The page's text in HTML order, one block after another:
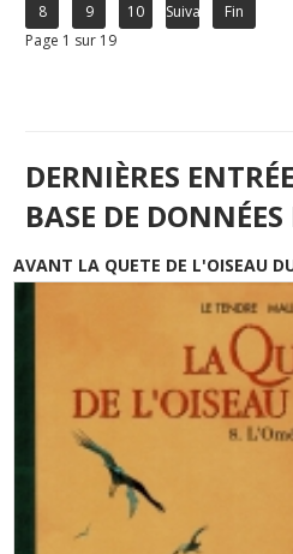
8
9 10 Suivant
Fin
Page 1 sur 19
DERNIÈRES
BASE DE DONNÉES
AVANT LA QUETE DE L'OISEAU